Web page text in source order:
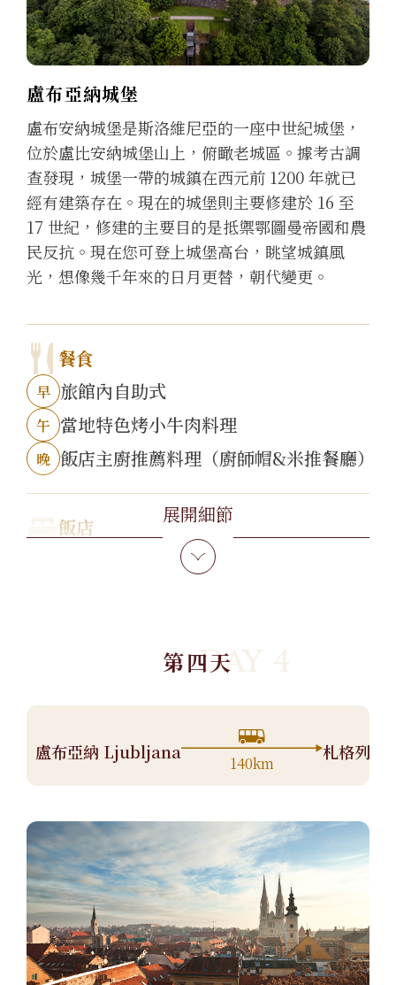
盧布亞納城堡
盧布安納城堡是斯洛維尼亞的一座中世紀城堡，
位於盧比安納城堡山上，俯瞰老城區。據考古調
查發現，城堡一帶的城鎮在西元前 1200 年就已
經有建築存在。現在的城堡則主要修建於 16 至
17 世紀，修建的主要目的是抵禦鄂圖曼帝國和農
民反抗。現在您可登上城堡高台，眺望城鎮風
光，想像幾千年來的日月更替，朝代變更。
餐食
早 旅館內自助式
午 當地特色烤小牛肉料理
晚 飯店主廚推薦料理（廚師帽&米推餐廳）
飯店
5* Intercontinental Ljubljana
展開細節
第四天DAY 4
盧布亞納 Ljubljana
140km
札格列布